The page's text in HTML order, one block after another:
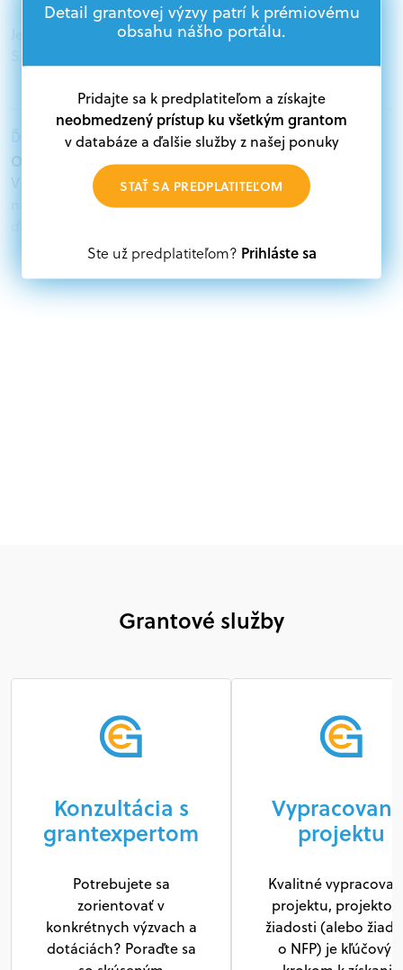
Jednotlivci, Podnikatelia, Mimovládne organizácie,
Ďalšie informácie:
Oprávnení žiadatelia:
V databáze grantov a dotácií na portáli Grantexpert.sk
nájdete aktuálne výzvy z eurofondov, plánu obnovy a
Oprávnení partneri:
Akákoľvek právnická osoba, t. j. verejný alebo súkromný
Detail grantovej výzvy patrí k prémiovému
obsahu nášho portálu.
Pridajte sa k predplatiteľom a získajte
neobmedzený prístup ku všetkým grantom
v databáze a ďalšie služby z našej ponuky
STAŤ SA PREDPLATITEĽOM
Ste už predplatiteľom? Prihláste sa
Grantové služby
Konzultácia s
grantexpertom
Potrebujete sa
zorientovať v
konkrétnych výzvach a
dotáciách? Poraďte sa
projektu
Kvalitné
projektu,
žiadosti (alebo
o NFP) je